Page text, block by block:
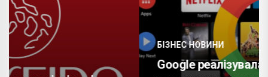
БІЗНЕС НОВИНИ
Google реалізувала можливість